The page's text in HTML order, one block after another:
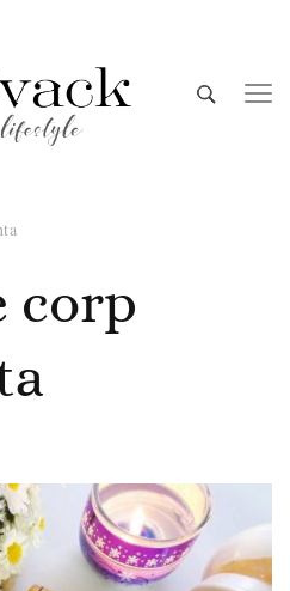
corp